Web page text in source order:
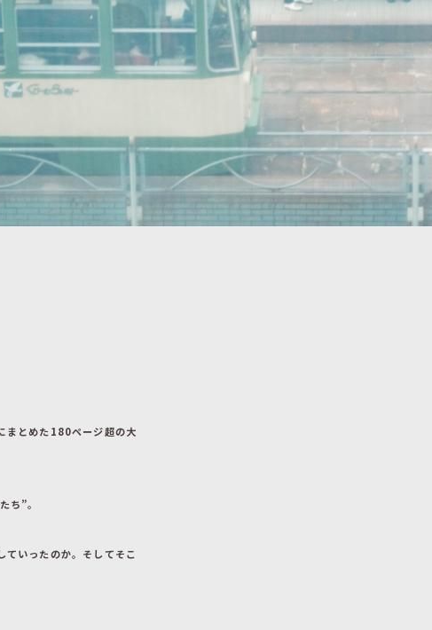
LOCAL
ヨレやねじれが、味になる。1年後に100点になる
デニムを、福山から育てていく
まとめた180ページ超の大
ち”。
ていったのか。そしてそこ